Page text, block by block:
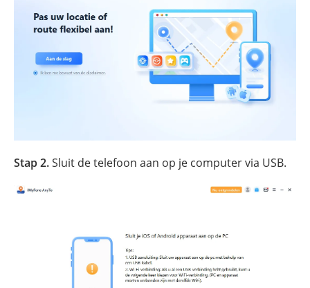
Stap 2.Sluit de telefoon aan op je computer via USB.